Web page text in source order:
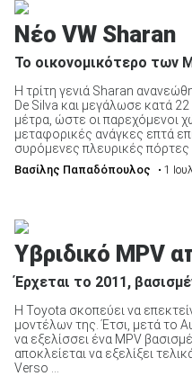
Νέο VW Sharan
Το οικονομικότερο των
Η τρίτη γενιά Sharan
De Silva και μεγάλωσε κατά
μέτρα, ώστε οι παρεχόμενοι
μεταφορικές ανάγκες επτά
συρόμενες πλευρικές πόρτες
Βασίλης Παπαδόπουλος • 1
Υβριδικό MPV
Έρχεται το 2011,
Η Toyota σκοπεύει να
μοντέλων της. Έτσι, μετά το
να εξελίσσει ένα MPV
αποκλείεται να εξελίξει
Verso ...